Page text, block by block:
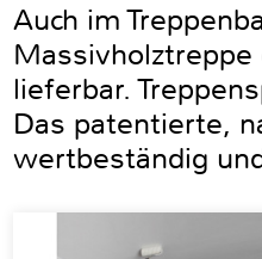
Auch im
lieferbar.
Das patentierte,
wertbeständig